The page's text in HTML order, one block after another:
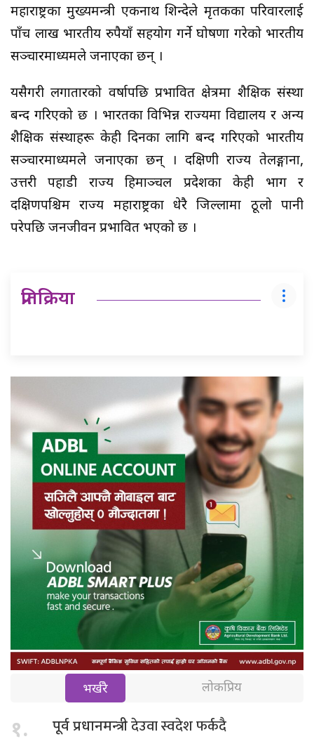
महाराष्ट्रका मुख्यमन्त्री एकनाथ शिन्देले मृतकका परिवारलाई
पाँच लाख भारतीय रुपैयाँ सहयोग गर्ने घोषणा गरेको भारतीय
सञ्चारमाध्यमले जनाएका छन् ।
यसैगरी लगातारको वर्षापछि प्रभावित क्षेत्रमा शैक्षिक संस्था
बन्द गरिएको छ । भारतका विभिन्न राज्यमा विद्यालय र अन्य
शैक्षिक संस्थाहरू केही दिनका लागि बन्द गरिएको भारतीय
सञ्चारमाध्यमले जनाएका छन् । दक्षिणी राज्य तेलङ्गाना,
उत्तरी पहाडी राज्य हिमाञ्चल प्रदेशका केही भाग र
दक्षिणपश्चिम राज्य महाराष्ट्रका धेरै जिल्लामा ठूलो पानी
परेपछि जनजीवन प्रभावित भएको छ ।
प्रतिक्रिया
भर्खरै लोकप्रिय
१. पूर्व प्रधानमन्त्रीदेउवा स्वदेश फर्कदै